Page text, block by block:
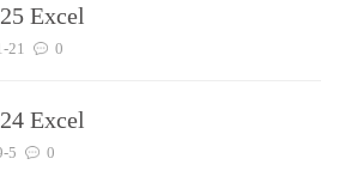
Excel
21 0
Excel
5 0